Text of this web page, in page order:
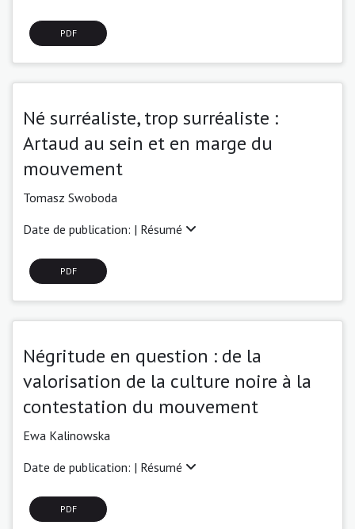
PDF
Né surréaliste, trop surréaliste :
Artaud au sein et en marge du
mouvement
Tomasz Swoboda
Date de publication: | Résumé
PDF
Négritude en question : de la
valorisation de la culture noire à la
contestation du mouvement
Ewa Kalinowska
Date de publication: | Résumé
PDF